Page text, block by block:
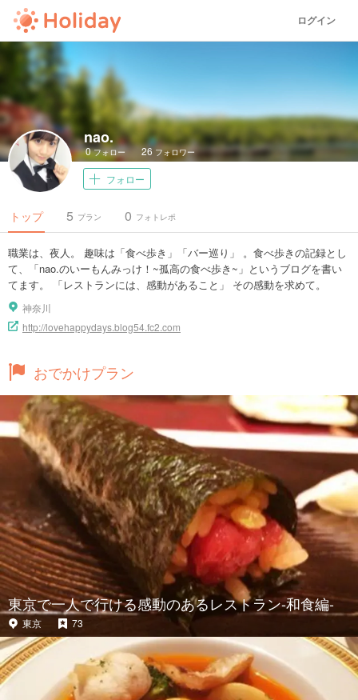
ログイン
nao.
0フォロー 26フォロワー
フォロー
トップ プラン
5 フォトレポ
0
職業は、夜人。 趣味は「食べ歩き」「バー巡り」 。食べ歩きの記録とし
て、「nao.のいーもんみっけ！~孤高の食べ歩き~」というブログを書い
てます。 「レストランには、感動があること」 その感動を求めて。
神奈川
http://lovehappydays.blog54.fc2.com
おでかけプラン
東京で一人で行ける感動のあるレストラン-和食編-
東京 73